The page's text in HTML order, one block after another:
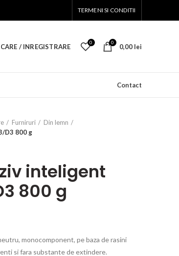
TERMENI SI CONDITII
/ INREGISTRARE
0 0
0,00 lei
Contact
Furniruri
Din lemn
D3 800 g
inteligent
800 g
monocomponent, pe baza de rasini
si fara substante de extindere.